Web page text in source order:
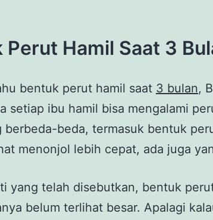
Perut Hamil Saat 3
bentuk perut hamil saat 3 bulan,
setiap ibu hamil bisa mengalami
berbeda-beda, termasuk bentuk
menonjol lebih cepat, ada juga
yang telah disebutkan, bentuk
belum terlihat besar. Apalagi